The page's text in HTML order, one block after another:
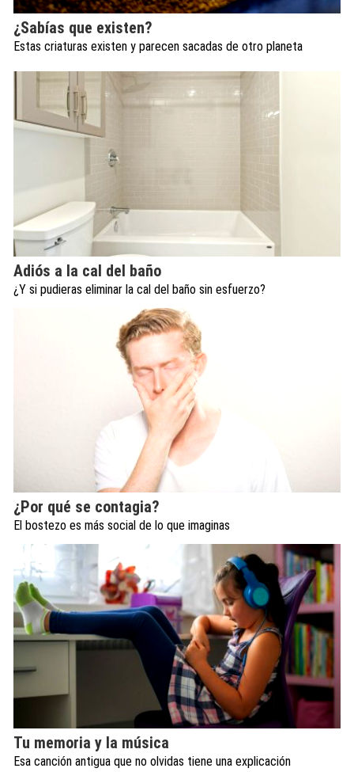
¿Sabías que existen?
Estas criaturas existen y parecen sacadas de otro planeta
Adiós a la cal del baño
¿Y si pudieras eliminar la cal del baño sin esfuerzo?
¿Por qué se contagia?
El bostezo es más social de lo que imaginas
Tu memoria y la música
Esa canción antigua que no olvidas tiene una explicación